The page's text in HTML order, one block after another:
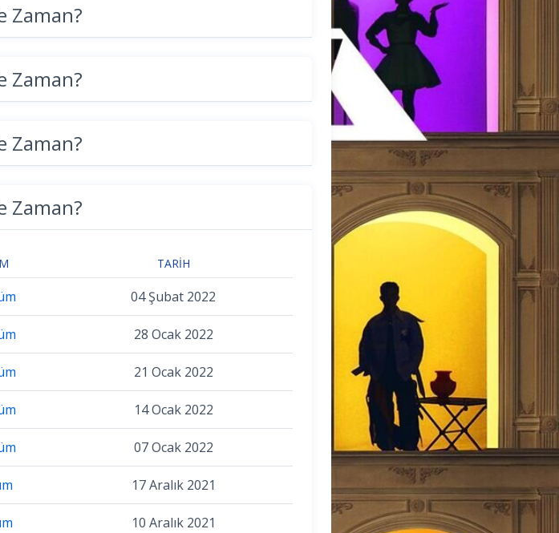
Zaman?
Zaman?
Zaman?
Zaman?
TARIH
04 Şubat 2022
28 Ocak 2022
21 Ocak 2022
14 Ocak 2022
07 Ocak 2022
17 Aralık 2021
10 Aralık 2021